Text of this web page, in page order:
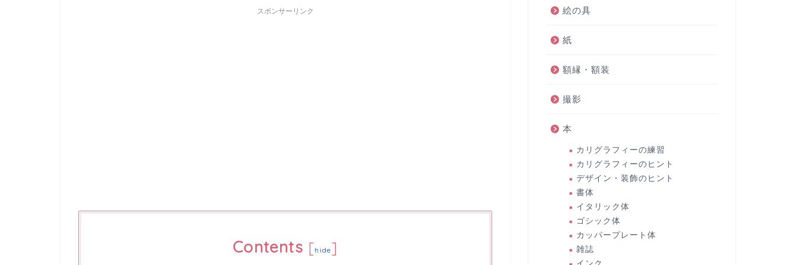
スポンサーリンク
Contents [hide]
絵の具
紙
額縁・額装
撮影
本
カリグラフィーの練習
カリグラフィーのヒント
デザイン・装飾のヒント
書体
イタリック体
ゴシック体
カッパープレート体
雑誌